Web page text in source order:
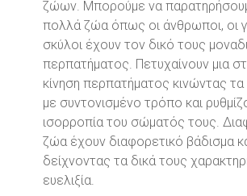
ζώων. Μπορούμε να
πολλά ζώα όπως οι άνθρωποι, οι
σκύλοι έχουν τον δικό τους
περπατήματος. Πετυχαίνουν μια
κίνηση περπατήματος κινώντας
με συντονισμένο τρόπο και
ισορροπία του σώματός τους.
ζώα έχουν διαφορετικό βάδισμα
δείχνοντας τα δικά τους
ευελιξία.